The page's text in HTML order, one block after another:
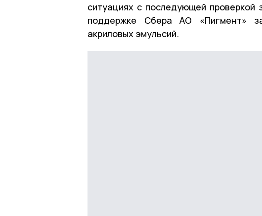
ситуациях с последующей
поддержке Сбера АО «Пигмент»
акриловых эмульсий.